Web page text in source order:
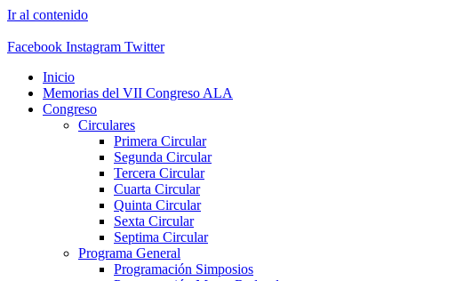
Ir al contenido
Facebook Instagram Twitter
Inicio
Memorias del VII Congreso ALA
Congreso
Circulares
Primera Circular
Segunda Circular
Tercera Circular
Cuarta Circular
Quinta Circular
Sexta Circular
Septima Circular
Programa General
Programación Simposios